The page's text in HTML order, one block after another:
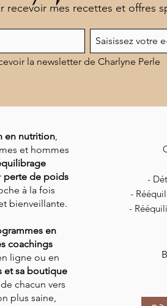
recevoir mes recettes et offres
la newsletter de Charlyne Perle
en nutrition,
et hommes
perte de poids
à la fois
bienveillante.
en
coachings
ligne ou en
et sa boutique
chacun vers
plus saine,
-
-
-